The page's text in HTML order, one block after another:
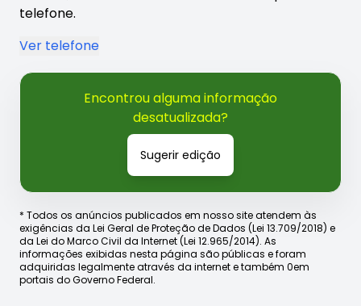
telefone.
Ver telefone
Encontrou alguma informação
desatualizada?
Sugerir edição
* Todos os anúncios publicados em nosso site atendem às
exigências da Lei Geral de Proteção de Dados (Lei 13.709/2018) e
da Lei do Marco Civil da Internet (Lei 12.965/2014). As
informações exibidas nesta página são públicas e foram
adquiridas legalmente através da internet e também 0em
portais do Governo Federal.